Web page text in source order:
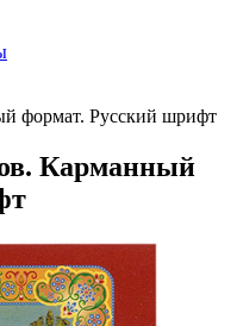
формат. Русский шрифт
Карманный